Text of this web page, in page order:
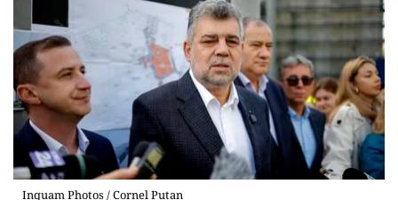
Inquam Photos / Cornel Putan